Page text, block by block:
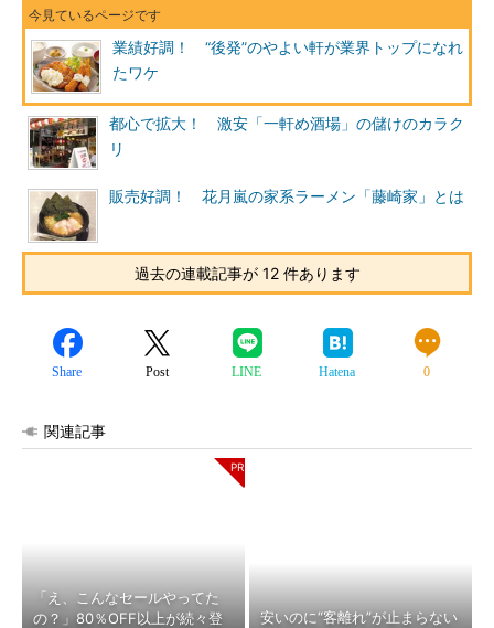
業績好調！ “後発”のやよい軒が業界トップになれ
たワケ
都心で拡大！ 激安「一軒め酒場」の儲けのカラク
リ
販売好調！ 花月嵐の家系ラーメン「藤崎家」とは
過去の連載記事が 12 件あります
Share Post LINE Hatena 0
関連記事
「え、こんなセールやってた
の？」80％OFF以上が続々登
安いのに“客離れ”が止まらない